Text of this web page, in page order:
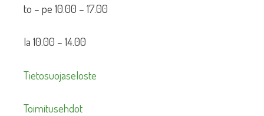
to – pe 10.00 – 17.00
la 10.00 – 14.00
Tietosuojaseloste
Toimitusehdot